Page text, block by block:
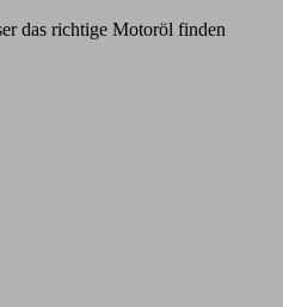
das richtige Motoröl finden